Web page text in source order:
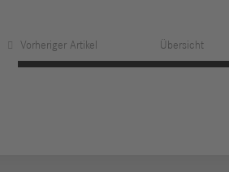
Vorheriger Artikel Übersicht